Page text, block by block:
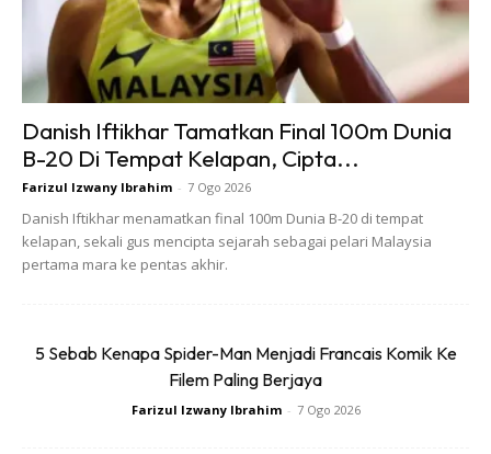
Ads
Danish Iftikhar Tamatkan Final 100m Dunia
B-20 Di Tempat Kelapan, Cipta...
Farizul Izwany Ibrahim - 7 Ogo 2026
Danish Iftikhar menamatkan final 100m Dunia B-20 di tempat
kelapan, sekali gus mencipta sejarah sebagai pelari Malaysia
pertama mara ke pentas akhir.
5 Sebab Kenapa Spider-Man Menjadi Francais Komik Ke
Filem Paling Berjaya
Farizul Izwany Ibrahim - 7 Ogo 2026